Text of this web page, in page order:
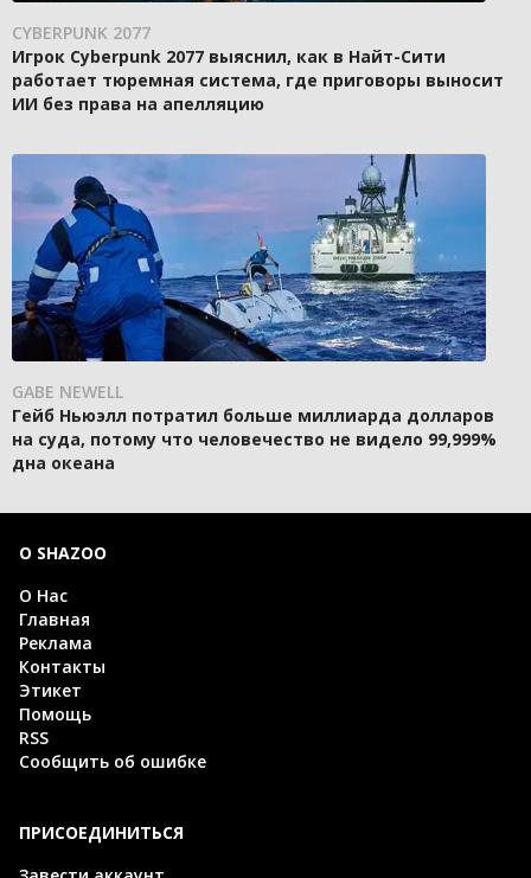
CYBERPUNK 2077
Игрок Cyberpunk 2077 выяснил, как в Найт-Сити
работает тюремная система, где приговоры выносит
ИИ без права на апелляцию
GABE NEWELL
Гейб Ньюэлл потратил больше миллиарда долларов
на суда, потому что человечество не видело 99,999%
дна океана
О SHAZOO
О Нас
Главная
Реклама
Контакты
Этикет
Помощь
RSS
Сообщить об ошибке
ПРИСОЕДИНИТЬСЯ